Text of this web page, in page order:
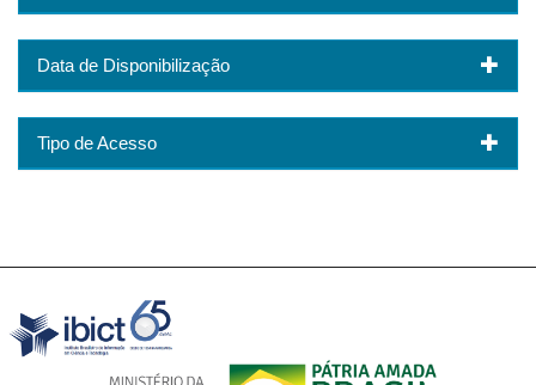
Data de Disponibilização
Tipo de Acesso